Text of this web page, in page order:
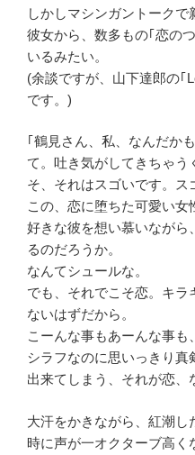
しかしマシンガントークで
彼女から、数多もの｢恋の
いるみたい。
(余談ですが、山下達郎の｢
です。)
｢鶴見さん、私、なんだか
て。吐き気がしてきちゃう
そ、それはスゴいです。ス
この、恋に堕ちた可愛い女
好きな彼を想い慕いながら
るのだろうか。
なんてシュールな。
でも、それでこそ恋。キラ
ないはずだから。
こーんな事もあーんな事も、
シラフなのに思いっきり真
出来てしまう、それが恋、
大汗をかきながら、紅潮し
時に声が一オクターブ高く